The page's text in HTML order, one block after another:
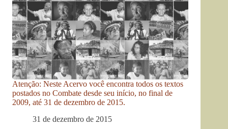
Atenção: Neste Acervo você encontra todos os textos
postados no Combate desde seu início, no final de
2009, até 31 de dezembro de 2015.
31 de dezembro de 2015